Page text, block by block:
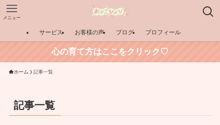
メニュー
サービス お客様の声 ブログ プロフィール
心の育て方はここをクリック♡
ホーム 記事一覧
記事一覧